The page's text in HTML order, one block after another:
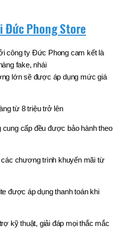
Đức Phong Store
công ty Đức Phong cam kết là
fake, nhái
lớn sẽ được áp dụng mức giá
từ 8 triệu trở lên
cấp đều được bảo hành theo
chương trình khuyến mãi từ
được áp dụng thanh toán khi
kỹ thuật, giải đáp mọi thắc mắc